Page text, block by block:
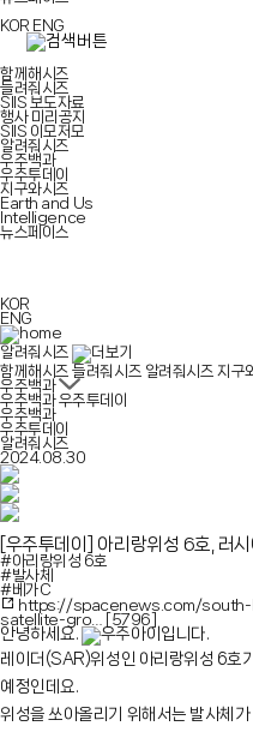
KOR ENG
함께해시즈
들려줘시즈
SIIS 보도자료
행사 미리공지
SIIS 이모저모
알려줘시즈
우주백과
우주투데이
지구와시즈
Earth and Us
Intelligence
뉴스페이스
KOR
ENG
알려줘시즈
함께해시즈 들려줘시즈 알려줘시즈 지구
우주백과
우주백과우주투데이
우주백과
우주투데이
알려줘시즈
2024.08.30
[우주투데이] 아리랑위성 6호, 러
#아리랑위성 6호
#발사체
#베가C
https://spacenews.com/
satellite-gro…
[5796]
안녕하세요.
우주아이입니다.
레이더(SAR)위성인 아리랑위성 6호
예정인데요.
위성을 쏘아올리기 위해서는 발사체가